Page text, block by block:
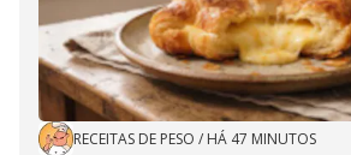
RECEITAS DE PESO / HÁ 47 MINUTOS